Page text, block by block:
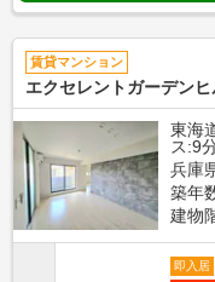
賃貸マンション
エクセレントガーデン
東海
ス:9
兵庫
築年
建物
即入居